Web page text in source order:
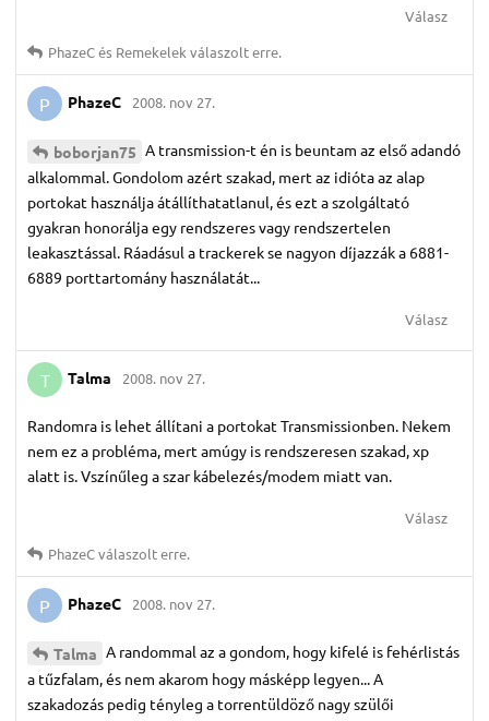
Válasz
PhazeCés Remekelek válaszolt erre.
P PhazeC 2008. nov 27.
boborjan75 A transmission-t én is beuntam az első adandó
alkalommal. Gondolom azért szakad, mert az idióta az alap
portokat használja átállíthatatlanul, és ezt a szolgáltató
gyakran honorálja egy rendszeres vagy rendszertelen
leakasztással. Ráadásul a trackerek se nagyon díjazzák a 6881-
6889 porttartomány használatát...
Válasz
T Talma 2008. nov 27.
Randomra is lehet állítani a portokat Transmissionben. Nekem
nem ez a probléma, mert amúgy is rendszeresen szakad, xp
alatt is. Vszínűleg a szar kábelezés/modem miatt van.
Válasz
PhazeCválaszolt erre.
P PhazeC 2008. nov 27.
Talma A randommal az a gondom, hogy kifelé is fehérlistás
a tűzfalam, és nem akarom hogy másképp legyen... A
szakadozás pedig tényleg a torrentüldöző nagy szülői